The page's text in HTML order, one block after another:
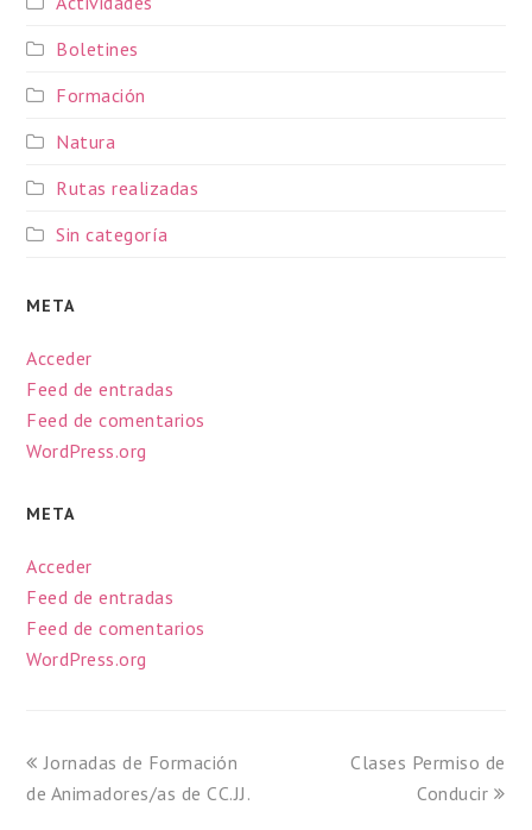
Boletines
Formación
Natura
Rutas realizadas
Sin categoría
META
Acceder
Feed de entradas
Feed de comentarios
WordPress.org
META
Acceder
Feed de entradas
Feed de comentarios
WordPress.org
Jornadas de Formación
de Animadores/as de CC.JJ.
Clases Permiso de
Conducir